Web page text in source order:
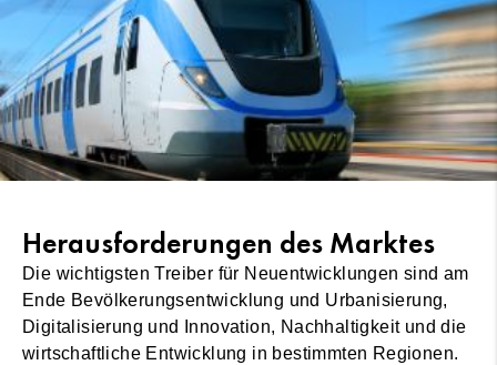
Herausforderungen des Marktes
Die wichtigsten Treiber für Neuentwicklungen sind am
Ende Bevölkerungsentwicklung und Urbanisierung,
Digitalisierung und Innovation, Nachhaltigkeit und die
wirtschaftliche Entwicklung in bestimmten Regionen.